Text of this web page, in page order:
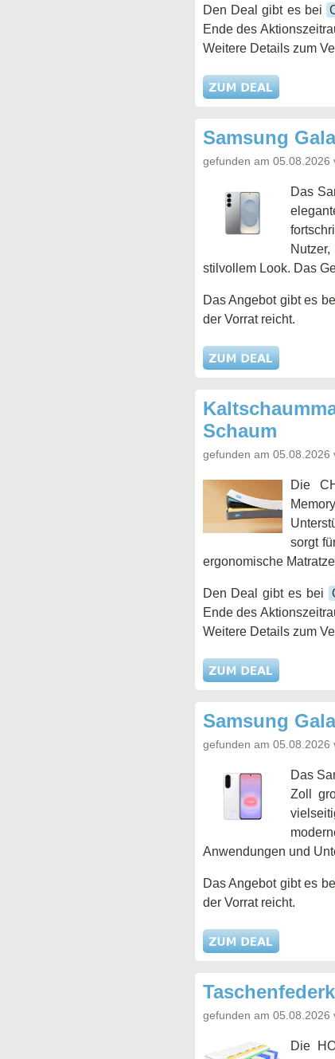
Den Deal gibt es bei
Ende des
Weitere Details zum
Samsung
gefunden am 05.08.2026
Das
stilvollem Look. Das
Das Angebot gibt es
der Vorrat reicht.
Schaum
gefunden am 05.08.2026
Die
sorgt
ergonomische
Den Deal gibt es bei
Ende des
Weitere Details zum
Samsung
gefunden am 05.08.2026
Das
Zoll
Anwendungen und
Das Angebot gibt es
der Vorrat reicht.
gefunden am 05.08.2026
Die